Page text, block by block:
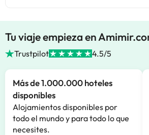
Tu viaje empieza en
Trustpilot 4.5/5
Más de 1.000.000 hoteles
disponibles
Alojamientos disponibles por
todo el mundo y para todo lo que
necesites.